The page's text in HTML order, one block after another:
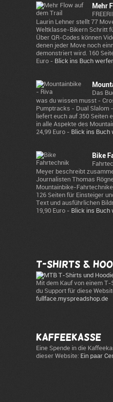
Mehr
Laurin Lehner stellt 77
Weltklasse-Bikern Schritt
Über QR-Codes können
denen jeder Move noch
demonstriert wird. 160
Euro - Blick ins Buch
Das
was du wissen musst -
Pumptracks - Dual Slalom
liefert euch auf 350 Seiten
in alle Aspekte des
24,99 Euro - Blick ins Buch
Bike
Meyer beschreibt
Journalisten Thomas
Mountainbike-
126 Seiten für Einsteiger
Text und ausführlichen
19,90 Euro - Blick ins Buch
T-Shirts &
Mit dem Kauf von einem
du Support für diese
fullface.myspreadshop.de
Kaffeekasse
Eine Spende in die
dieser Website: Ein paar